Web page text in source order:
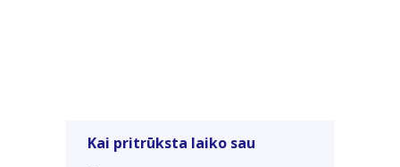
Kai pritrūksta laiko sau